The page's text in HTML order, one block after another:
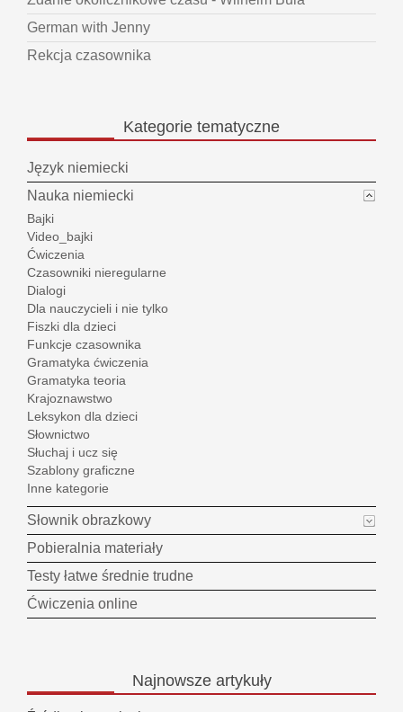
German with Jenny
Rekcja czasownika
Kategorie tematyczne
Język niemiecki
Nauka niemiecki
Bajki
Video_bajki
Ćwiczenia
Czasowniki nieregularne
Dialogi
Dla nauczycieli i nie tylko
Fiszki dla dzieci
Funkcje czasownika
Gramatyka ćwiczenia
Gramatyka teoria
Krajoznawstwo
Leksykon dla dzieci
Słownictwo
Słuchaj i ucz się
Szablony graficzne
Inne kategorie
Słownik obrazkowy
Pobieralnia materiały
Testy łatwe średnie trudne
Ćwiczenia online
Najnowszeartykuły